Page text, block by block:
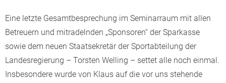
Eine letzte Gesamtbesprechung im Seminarraum mit allen
Betreuern und mitradelnden „Sponsoren“ der Sparkasse
sowie dem neuen Staatsekretär der Sportabteilung der
Landesregierung – Torsten Welling – settet alle noch einmal.
Insbesondere wurde von Klaus auf die vor uns stehende